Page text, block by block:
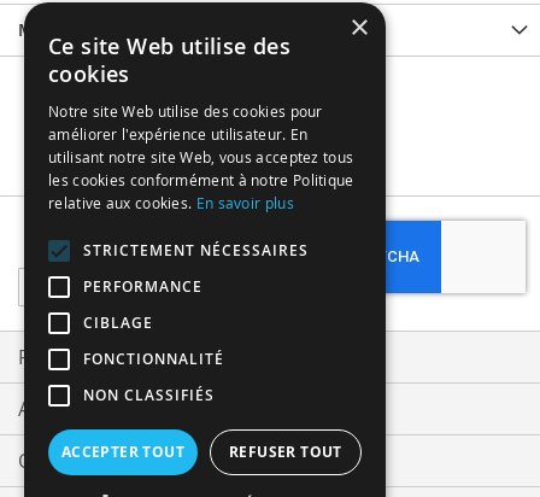
More Information
Sign
Up
for
Our
Newsletter:
Subscribe
Privacy and Cookie Policy
Advanced Search
Orders and Returns
×
Ce site Web utilise des
cookies
Notre site Web utilise des cookies pour
améliorer l'expérience utilisateur. En
utilisant notre site Web, vous acceptez tous
les cookies conformément à notre Politique
relative aux cookies. En savoir plus
STRICTEMENT NÉCESSAIRES
PERFORMANCE
CIBLAGE
FONCTIONNALITÉ
NON CLASSIFIÉS
ACCEPTER TOUT REFUSER TOUT